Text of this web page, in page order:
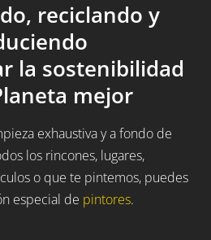
reciclando y
la sostenibilidad
mejor
exhaustiva y a fondo de
los rincones, lugares,
o que te pintemos, puedes
especial de pintores.